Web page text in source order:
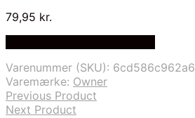
79,95 kr.
Varenummer (SKU): 6cd586c962a6
Varemærke: Owner
Previous Product
Next Product